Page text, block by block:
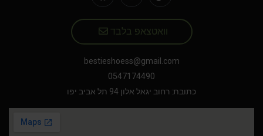
וואטצאפ בלבד
bestieshoess@gmail.com
0547174490
כתובת: רחוב יגאל אלון 94 תל אביב יפו